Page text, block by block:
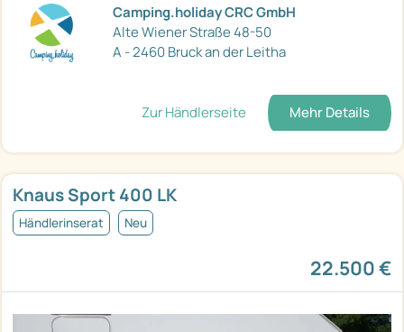
Camping.holiday CRC GmbH
Alte Wiener Straße 48-50
A - 2460 Bruck an der Leitha
Zur Händlerseite Mehr Details
Knaus Sport 400 LK
Händlerinserat Neu
22.500 €